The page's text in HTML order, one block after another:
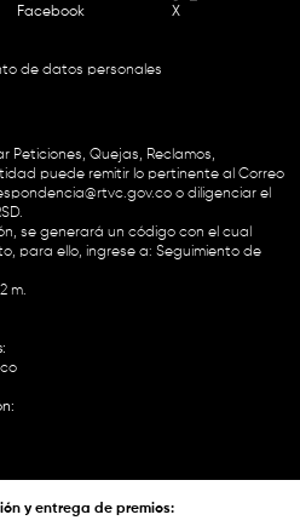
Facebook X
de datos personales
Peticiones, Quejas, Reclamos,
puede remitir lo pertinente al Correo
o diligenciar el
se generará un código con el cual
para ello, ingrese a: Seguimiento de
m.
y entrega de premios: